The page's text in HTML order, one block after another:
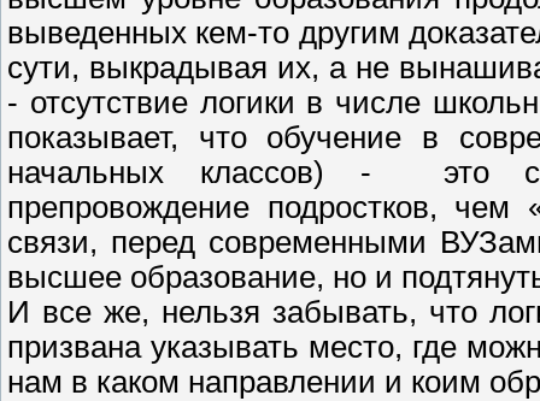
выведенных кем-то другим
сути, выкрадывая их, а не
- отсутствие логики в числе
показывает, что обучение в
начальных классов) - это
препровождение подростков,
связи, перед современными
высшее образование, но и
И все же, нельзя забывать, что
призвана указывать место, где
нам в каком направлении и коим